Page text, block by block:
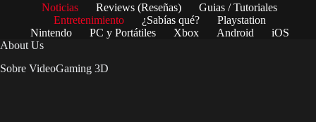
Noticias Reviews (Reseñas)
Guias / Tutoriales
Entretenimiento
¿Sabías qué?
Playstation
Nintendo
PC y Portátiles Xbox Android
iOS
About Us
Sobre VideoGaming 3D